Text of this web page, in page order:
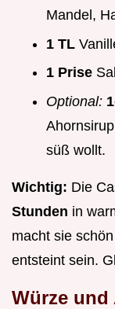
Mandel,
1 TL
1 Prise
Optional:
süß wollt.
Wichtig: Die
Stunden in
macht sie
entsteint sein.
Würze und